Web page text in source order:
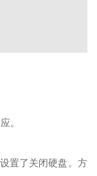
。
置了关闭硬盘。方